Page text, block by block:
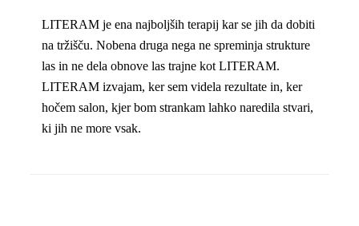
LITERAM je ena najboljših terapij kar se jih da dobiti
na tržišču. Nobena druga nega ne spreminja strukture
las in ne dela obnove las trajne kot LITERAM.
LITERAM izvajam, ker sem videla rezultate in, ker
hočem salon, kjer bom strankam lahko naredila stvari,
ki jih ne more vsak.